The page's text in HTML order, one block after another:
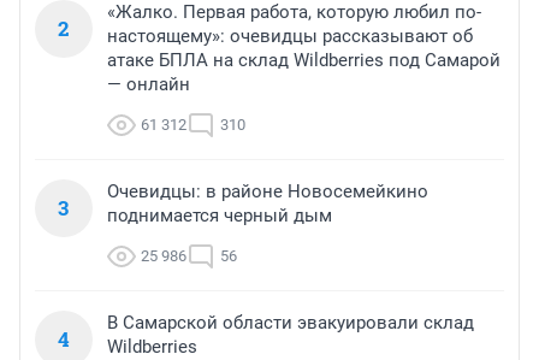
2
«Жалко. Первая работа, которую любил по-
настоящему»: очевидцы рассказывают об
атаке БПЛА на склад Wildberries под Самарой
— онлайн
61 312 310
3
Очевидцы: в районе Новосемейкино
поднимается черный дым
25 986 56
4
В Самарской области эвакуировали склад
Wildberries